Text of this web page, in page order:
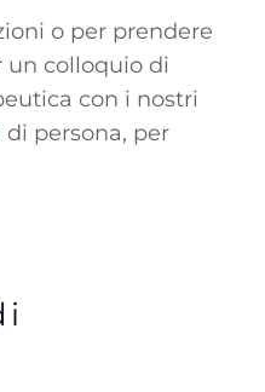
o per prendere
colloquio di
con i nostri
di persona, per